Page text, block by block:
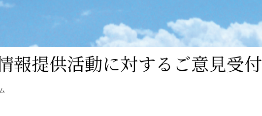
報提供活動に対するご意見受付